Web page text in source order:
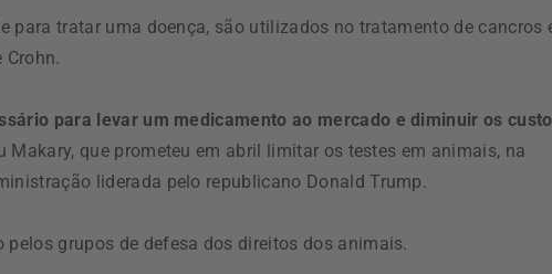
para tratar uma doença, são utilizados no tratamento de cancros
Crohn.
para levar um medicamento ao mercado e diminuir os
Makary, que prometeu em abril limitar os testes em animais, na
liderada pelo republicano Donald Trump.
grupos de defesa dos direitos dos animais.